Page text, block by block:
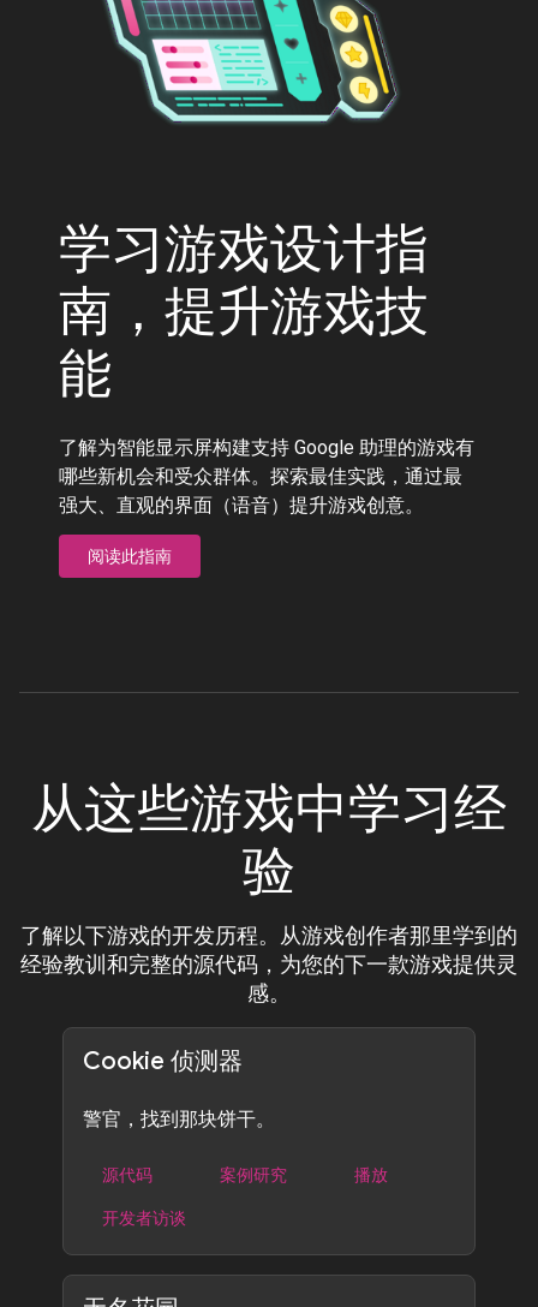
学习游戏设计指
南，提升游戏技
能
了解为智能显示屏构建支持 Google 助理的游戏有
哪些新机会和受众群体。探索最佳实践，通过最
强大、直观的界面（语音）提升游戏创意。
阅读此指南
从这些游戏中学习经
验
了解以下游戏的开发历程。从游戏创作者那里学到的
经验教训和完整的源代码，为您的下一款游戏提供灵
感。
Cookie 侦测器
警官，找到那块饼干。
源代码 案例研究
播放
开发者访谈